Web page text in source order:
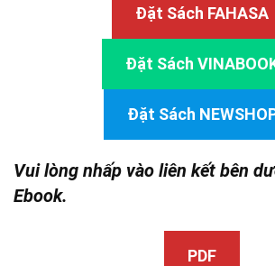
Đặt Sách FAHASA
Đặt Sách
Đặt Sách
Vui lòng nhấp vào liên kết bên
Ebook.
PDF